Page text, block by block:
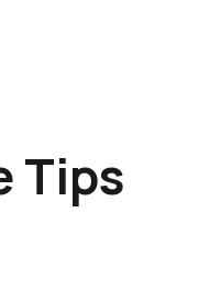
Tips